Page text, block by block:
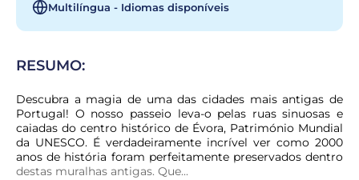
Multilíngua - Idiomas disponíveis
RESUMO:
Descubra a magia de uma das cidades mais antigas de
Portugal! O nosso passeio leva-o pelas ruas sinuosas e
caiadas do centro histórico de Évora, Património Mundial
da UNESCO. É verdadeiramente incrível ver como 2000
anos de história foram perfeitamente preservados dentro
destas muralhas antigas. Que...